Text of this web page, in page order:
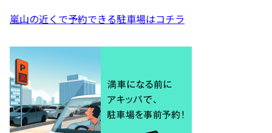
嵐山の近くで予約できる駐車場はコチラ